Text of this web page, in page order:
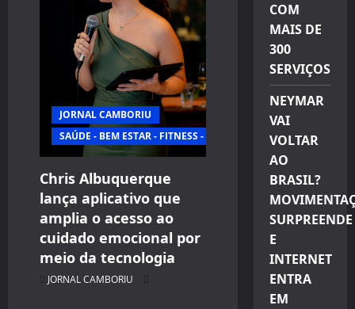
JORNAL CAMBORIU
SAÚDE - BEM ESTAR - FITNESS - ESPORTE
Chris Albuquerque
lança aplicativo que
amplia o acesso ao
cuidado emocional por
meio da tecnologia
JORNAL CAMBORIU
COM
MAIS DE
300
SERVIÇOS
NEYMAR
VAI
VOLTAR
AO
BRASIL?
SURPREENDE
E
INTERNET
ENTRA
EM